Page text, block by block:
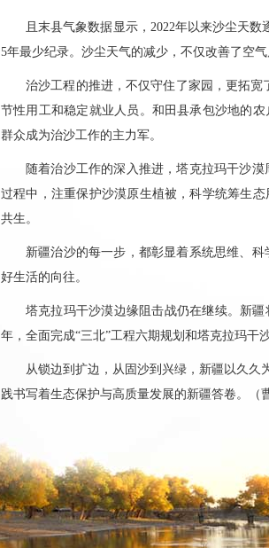
且末县气象数据显示，2022年以来沙尘天
5年最少纪录。沙尘天气的减少，不仅改善了空
治沙工程的推进，不仅守住了家园，更拓
节性用工和稳定就业人员。和田县承包沙地的
群众成为治沙工作的主力军。
随着治沙工作的深入推进，塔克拉玛干沙
过程中，注重保护沙漠原生植被，科学统筹生
共生。
新疆治沙的每一步，都彰显着系统思维、
好生活的向往。
塔克拉玛干沙漠边缘阻击战仍在继续。新
年，全面完成“三北”工程六期规划和塔克拉玛干
从锁边到扩边，从固沙到兴绿，新疆以久久
践书写着生态保护与高质量发展的新疆答卷。（